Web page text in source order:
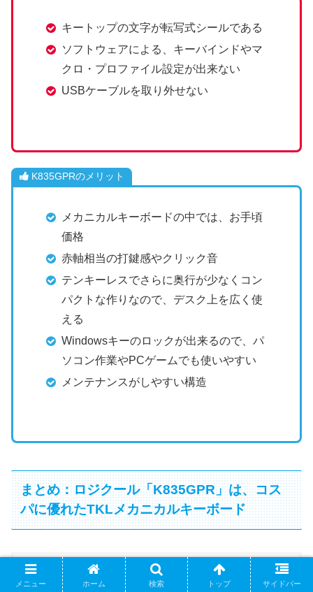
キートップの文字が転写式シールである
ソフトウェアによる、キーバインドやマ
クロ・プロファイル設定が出来ない
USBケーブルを取り外せない
K835GPRのメリット
メカニカルキーボードの中では、お手頃
価格
赤軸相当の打鍵感やクリック音
テンキーレスでさらに奥行が少なくコン
パクトな作りなので、デスク上を広く使
える
Windowsキーのロックが出来るので、パ
ソコン作業やPCゲームでも使いやすい
メンテナンスがしやすい構造
まとめ：ロジクール「K835GPR」は、コス
パに優れたTKLメカニカルキーボード
メニュー ホーム 検索 トップ サイドバー